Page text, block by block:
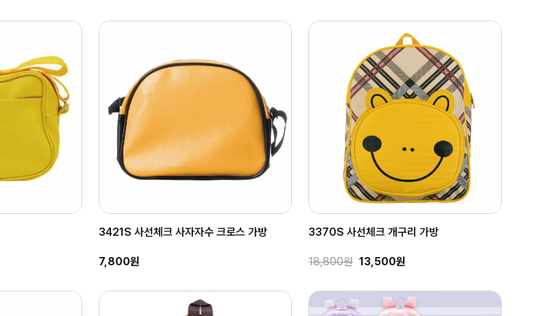
3421S 사선체크 사자자수 크로스 가방
7,800원
3370S 사선체크 개구리 가방
18,800원 13,500원